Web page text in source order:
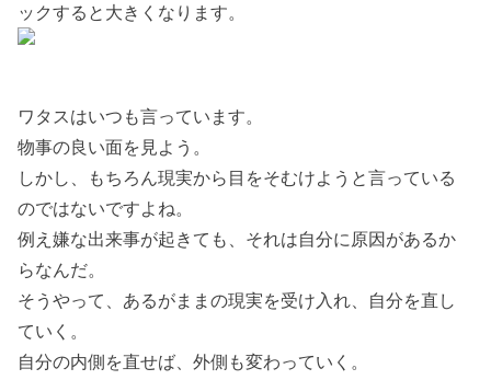
ックすると大きくなります。
ワタスはいつも言っています。
物事の良い面を見よう。
しかし、もちろん現実から目をそむけようと言っている
のではないですよね。
例え嫌な出来事が起きても、それは自分に原因があるか
らなんだ。
そうやって、あるがままの現実を受け入れ、自分を直し
ていく。
自分の内側を直せば、外側も変わっていく。